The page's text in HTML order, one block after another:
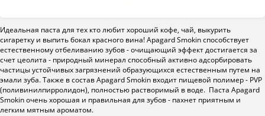
Идеальная паста для тех кто любит хороший кофе, чай, выкурить
сигаретку и выпить бокал красного вина!Apagard Smokin способствует
естественному отбеливанию зубов - очищающий эффект достигается за
счет цеолита - природный минерал способный активно адсорбировать
частицы устойчивых загрязнений образующихся естественным путем на
эмали зуба. Также в состав Apagard Smokin входит пищевой полимер - PVP
(поливинилпирролидон), полностью растворимый в воде. Паста Apagard
Smokin очень хорошая и правильная для зубов - пахнет приятным и
легким мятным ароматом.